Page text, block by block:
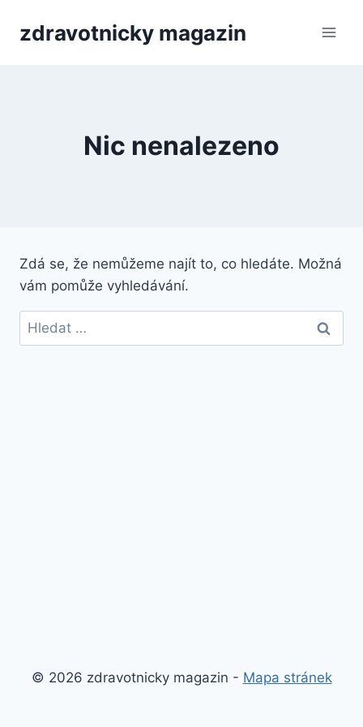
zdravotnicky magazin
Nic nenalezeno
Zdá se, že nemůžeme najít to, co hledáte. Možná
vám pomůže vyhledávání.
Vyhledávání
© 2026 zdravotnicky magazin - Mapa stránek